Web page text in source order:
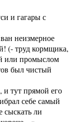
и гагары с
неизмерное
(- труд кормщика,
или промыслом
был чистый
и тут прямой его
себе самый
сыскать ли